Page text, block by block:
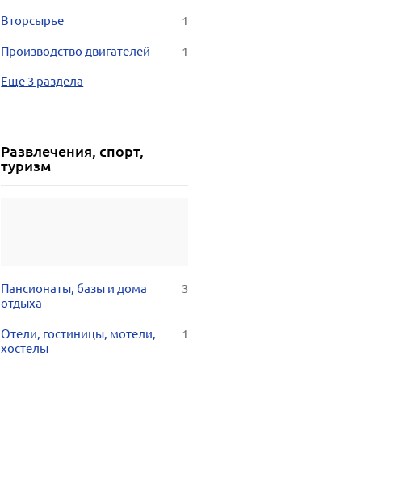
Вторсырье 1
Производство двигателей 1
Еще 3 раздела
Развлечения, спорт,
туризм
Пансионаты, базы и дома
отдыха
3
Отели, гостиницы, мотели,
хостелы
1